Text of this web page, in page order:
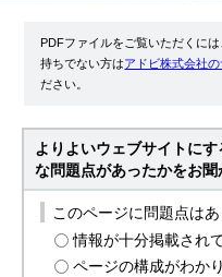
PDFファイルをご覧いただくに
持ちでない方はアドビ株式会社
ださい。
よりよいウェブサイトに
な問題点があったかをお聞
このページに問題点は
情報が十分掲載され
ページの構成がわか